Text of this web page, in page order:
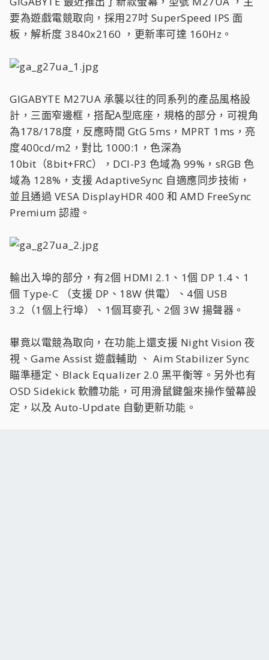
要為遊戲電競取向，採用27吋 SuperSpeed IPS 面
板，解析度 3840x2160 ，更新率可達 160Hz。
GIGABYTE M27UA 承襲以往的同系列的產品風格設
計，三面窄邊框，搭配A型底座，規格的部分，可視角
為178/178度，反應時間 GtG 5ms，MPRT 1ms，亮
度400cd/m2，對比 1000:1，色深為
10bit（8bit+FRC），DCI-P3 色域為 99%，sRGB 色
域為 128%，支援 AdaptiveSync 自適應同步技術，
並且通過 VESA DisplayHDR 400 和 AMD FreeSync
Premium 認證。
輸出入埠的部分，有2個 HDMI 2.1、1個 DP 1.4、1
個 Type-C （支援 DP、18W 供電）、4個 USB
3.2（1個上行埠）、1個耳麥孔、2個 3W 揚聲器。
畢竟以電競為取向，在功能上還支援 Night Vision 夜
視、Game Assist 遊戲輔助 、 Aim Stabilizer Sync
瞄準穩定、Black Equalizer 2.0 黑平衡等。另外也有
OSD Sidekick 軟體功能，可用滑鼠鍵盤來操作螢幕設
定，以及 Auto-Update 自動更新功能。